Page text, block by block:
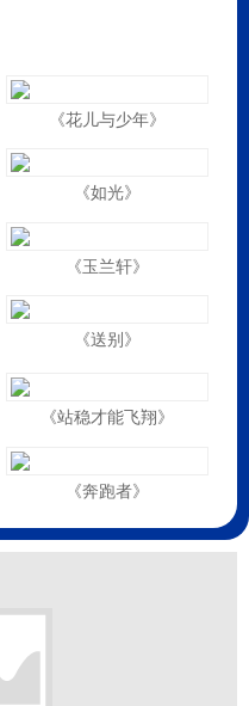
《花儿与少年》
《如光》
《玉兰轩》
《送别》
《站稳才能飞翔》
《奔跑者》